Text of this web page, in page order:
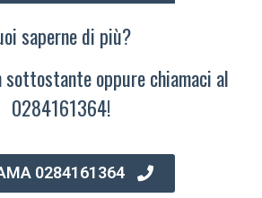
saperne di più?
oppure chiamaci al
0284161364!
0284161364